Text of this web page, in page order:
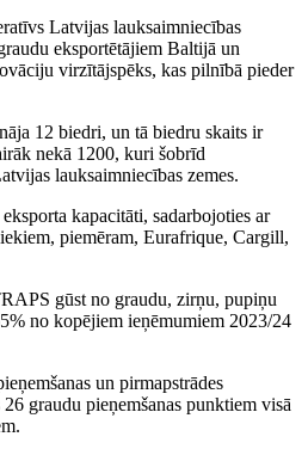
Latvijas lauksaimniecības
eksportētājiem Baltijā un
virzītājspēks, kas pilnībā pieder
12 biedri, un tā biedru skaits ir
nekā 1200, kuri šobrīd
lauksaimniecības zemes.
kapacitāti, sadarbojoties ar
piemēram, Eurafrique, Cargill,
gūst no graudu, zirņu, pupiņu
no kopējiem ieņēmumiem 2023/24
un pirmapstrādes
graudu pieņemšanas punktiem visā